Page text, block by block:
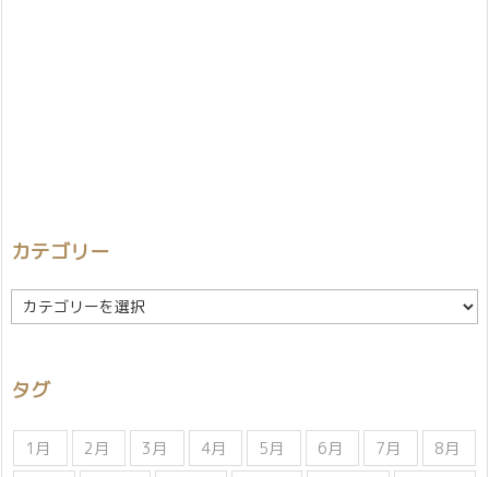
カテゴリー
カ
テ
ー
タグ
1月 2月 3月 4月 5月 6月 7月
8月